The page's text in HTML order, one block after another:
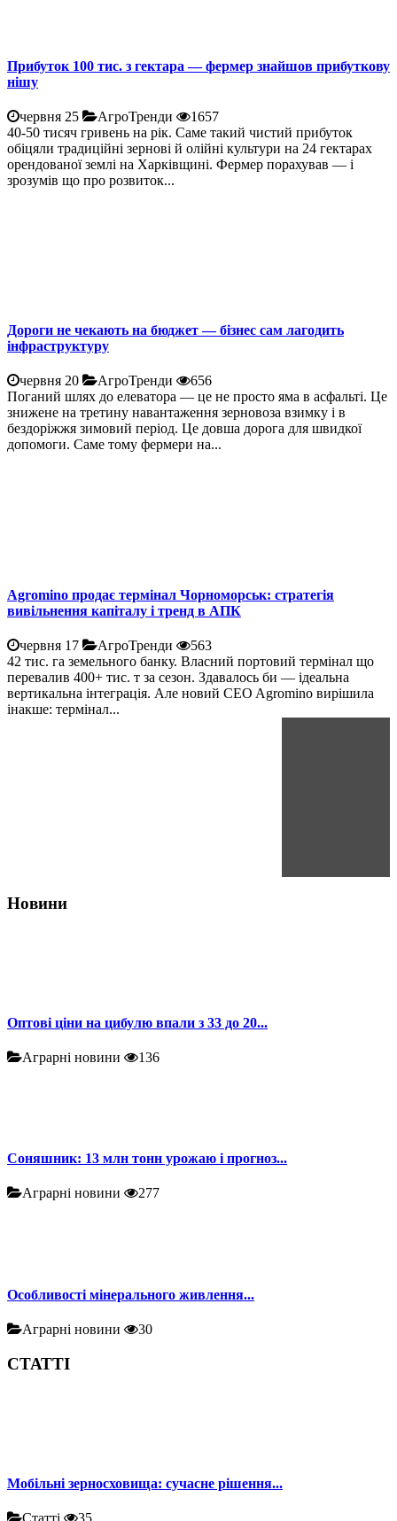
Прибуток 100 тис. з гектара — фермер знайшов прибуткову
нішу
червня 25 АгроТренди
1657
40-50 тисяч гривень на рік. Саме такий чистий прибуток
обіцяли традиційні зернові й олійні культури на 24 гектарах
орендованої землі на Харківщині. Фермер порахував — і
зрозумів що про розвиток...
Дороги не чекають на бюджет — бізнес сам лагодить
інфраструктуру
червня 20 АгроТренди
656
Поганий шлях до елеватора — це не просто яма в асфальті. Це
знижене на третину навантаження зерновоза взимку і в
бездоріжжя зимовий період. Це довша дорога для швидкої
допомоги. Саме тому фермери на...
Agromino продає термінал Чорноморськ: стратегія
вивільнення капіталу і тренд в АПК
червня 17 АгроТренди
563
42 тис. га земельного банку. Власний портовий термінал що
перевалив 400+ тис. т за сезон. Здавалось би — ідеальна
вертикальна інтеграція. Але новий CEO Agromino вирішила
інакше: термінал...
Новини
Оптові ціни на цибулю впали з 33 до 20...
Аграрні новини 136
Соняшник: 13 млн тонн урожаю і прогноз...
Аграрні новини 277
Особливості мінерального живлення...
Аграрні новини 30
СТАТТІ
Мобільні зерносховища: сучасне рішення...
Статті 35